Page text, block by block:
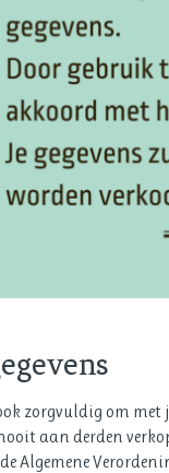
zorgvuldig om met
aan derden
Algemene